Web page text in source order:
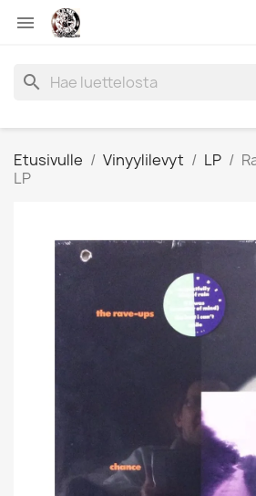

search
Etusivulle Vinyylilevyt LP
LP